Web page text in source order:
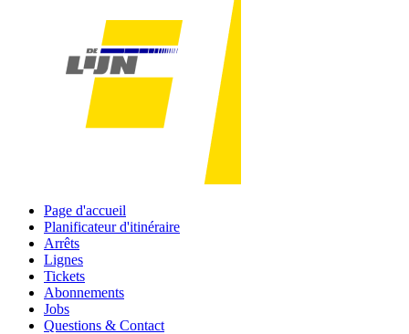
Page d'accueil
Planificateur d'itinéraire
Arrêts
Lignes
Tickets
Abonnements
Jobs
Questions & Contact